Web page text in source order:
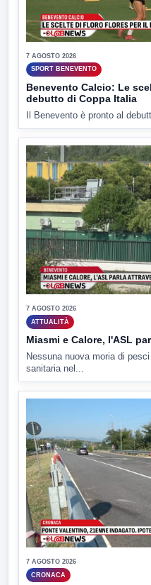
7 AGOSTO 2026
SPORT BENEVENTO
Benevento Calcio: Le
debutto di Coppa Italia
Il Benevento è pronto al
7 AGOSTO 2026
ATTUALITÀ
Miasmi e Calore, l'ASL
Nessuna nuova moria di
sanitaria nel...
7 AGOSTO 2026
CRONACA